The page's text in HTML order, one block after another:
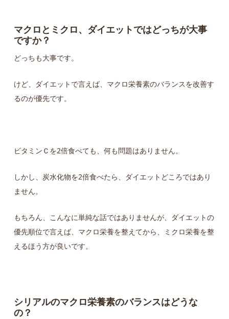
マクロとミクロ、ダイエットではどっちが大事
ですか？
どっちも大事です。
けど、ダイエットで言えば、マクロ栄養素のバランスを改善す
るのが優先です。
ビタミンＣを2倍食べても、何も問題はありません。
しかし、炭水化物を2倍食べたら、ダイエットどころではあり
ません。
もちろん、こんなに単純な話ではありませんが、ダイエットの
優先順位で言えば、マクロ栄養を整えてから、ミクロ栄養を整
えるほう方が良いです。
シリアルのマクロ栄養素のバランスはどうな
の？